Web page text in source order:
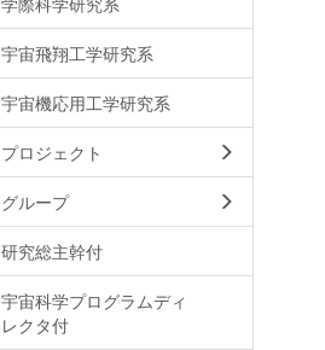
宇宙飛翔工学研究系
宇宙機応用工学研究系
プロジェクト
グループ
研究総主幹付
宇宙科学プログラムディ
レクタ付